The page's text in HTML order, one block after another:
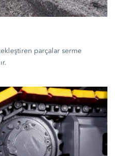
parçalar serme